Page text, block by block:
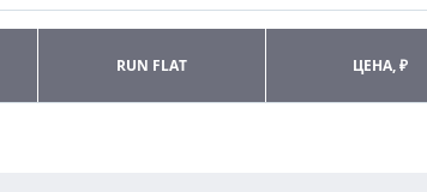
RUN FLAT ЦЕНА, ₽